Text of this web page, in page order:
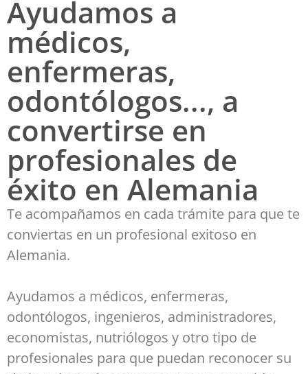
Ayudamos a
médicos,
enfermeras,
odontólogos..., a
convertirse en
profesionales de
éxito en Alemania
Te acompañamos en cada trámite para que te
conviertas en un profesional exitoso en
Alemania.
Ayudamos a médicos, enfermeras,
odontólogos, ingenieros, administradores,
economistas, nutriólogos y otro tipo de
profesionales para que puedan reconocer su